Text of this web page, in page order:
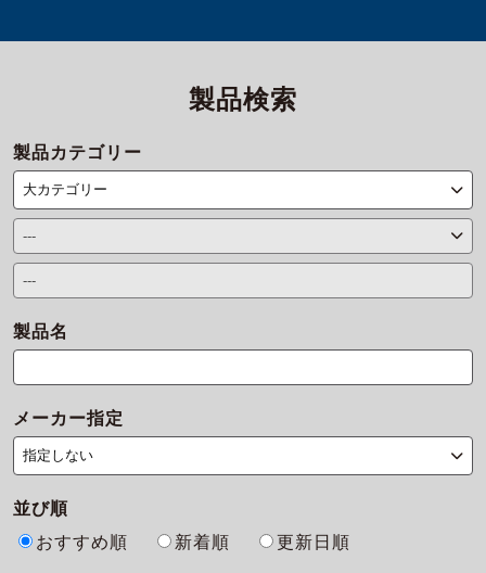
製品検索
製品カテゴリー
製品名
メーカー指定
並び順
おすすめ順
新着順
更新日順